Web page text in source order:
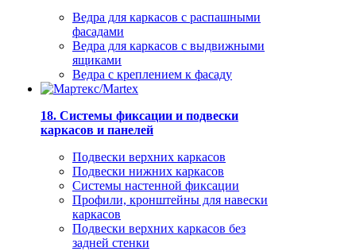
Ведра для каркасов с распашными
фасадами
Ведра для каркасов с выдвижными
ящиками
Ведра с креплением к фасаду
18. Системы фиксации и подвески
каркасов и панелей
Подвески верхних каркасов
Подвески нижних каркасов
Системы настенной фиксации
Профили, кронштейны для навески
каркасов
Подвески верхних каркасов без
задней стенки